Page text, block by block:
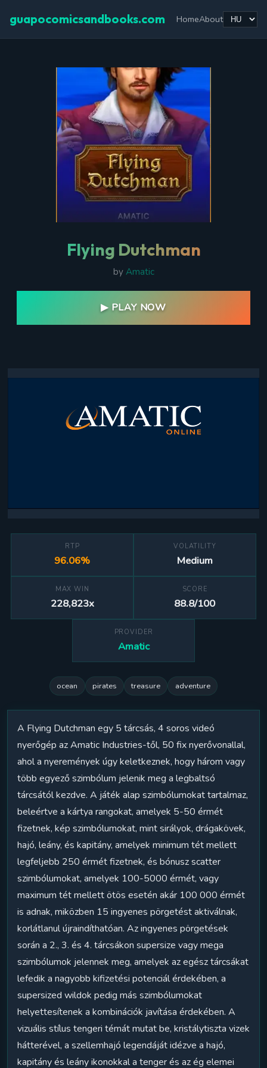
guapocomicsandbooks.com HomeAbout
Flying Dutchman
by Amatic
▶ PLAY NOW
RTP
96.06%
VOLATILITY
Medium
MAX WIN
228,823x
SCORE
88.8/100
PROVIDER
Amatic
ocean pirates treasure adventure
A Flying Dutchman egy 5 tárcsás, 4 soros videó
nyerőgép az Amatic Industries-től, 50 fix nyerővonallal,
ahol a nyeremények úgy keletkeznek, hogy három vagy
több egyező szimbólum jelenik meg a legbaltsó
tárcsától kezdve. A játék alap szimbólumokat tartalmaz,
beleértve a kártya rangokat, amelyek 5-50 érmét
fizetnek, kép szimbólumokat, mint sirályok, drágakövek,
hajó, leány, és kapitány, amelyek minimum tét mellett
legfeljebb 250 érmét fizetnek, és bónusz scatter
szimbólumokat, amelyek 100-5000 érmét, vagy
maximum tét mellett ötös esetén akár 100 000 érmét
is adnak, miközben 15 ingyenes pörgetést aktiválnak,
korlátlanul újraindíthatóan. Az ingyenes pörgetések
során a 2., 3. és 4. tárcsákon supersize vagy mega
szimbólumok jelennek meg, amelyek az egész tárcsákat
lefedik a nagyobb kifizetési potenciál érdekében, a
supersized wildok pedig más szimbólumokat
helyettesítenek a kombinációk javítása érdekében. A
vizuális stílus tengeri témát mutat be, kristálytiszta vizek
hátterével, a szellemhajó legendáját idézve a hajó,
kapitány és leány ikonokkal a tenger és az ég elemei